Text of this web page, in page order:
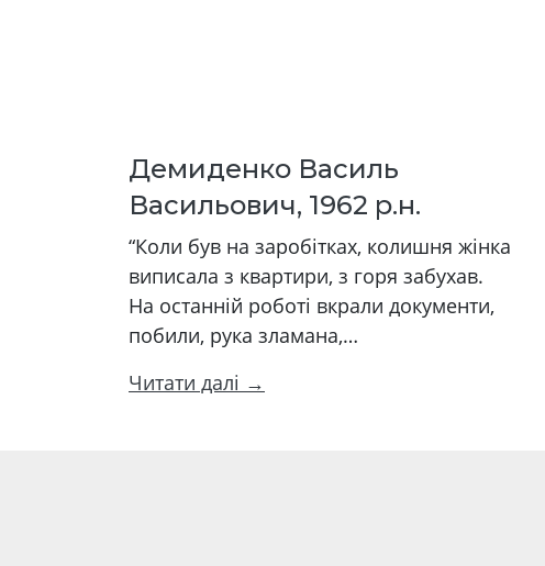
Демиденко Василь
Васильович, 1962 р.н.
“Коли був на заробітках, колишня жінка
виписала з квартири, з горя забухав.
На останній роботі вкрали документи,
побили, рука зламана,…
Читати далі →